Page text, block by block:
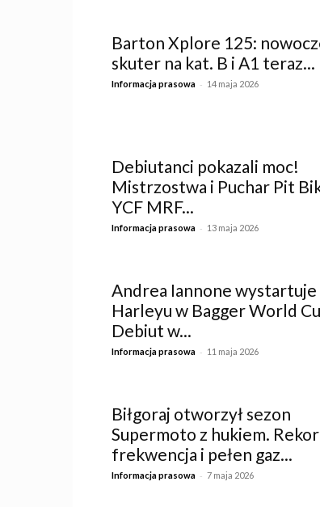
Barton Xplore 125:
skuter na kat. B i A1 teraz...
Informacja prasowa - 14 maja 2026
Debiutanci pokazali moc!
Mistrzostwa i Puchar Pit
YCF MRF...
Informacja prasowa - 13 maja 2026
Andrea Iannone wystartuje
Harleyu w Bagger World
Debiut w...
Informacja prasowa - 11 maja 2026
Biłgoraj otworzył sezon
Supermoto z hukiem.
frekwencja i pełen gaz...
Informacja prasowa - 7 maja 2026